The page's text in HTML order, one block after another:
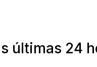
últimas 24